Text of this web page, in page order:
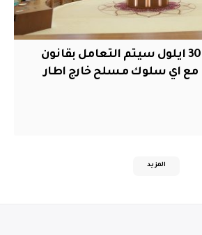
ادارة الدولة: بعد 30 ايلول سيتم التعامل بقانون
مع اي سلوك مسلح خارج اطار
المزيد